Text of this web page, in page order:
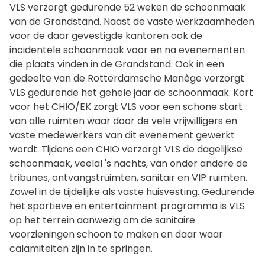
VLS verzorgt gedurende 52 weken de schoonmaak
van de Grandstand. Naast de vaste werkzaamheden
voor de daar gevestigde kantoren ook de
incidentele schoonmaak voor en na evenementen
die plaats vinden in de Grandstand. Ook in een
gedeelte van de Rotterdamsche Manège verzorgt
VLS gedurende het gehele jaar de schoonmaak. Kort
voor het CHIO/EK zorgt VLS voor een schone start
van alle ruimten waar door de vele vrijwilligers en
vaste medewerkers van dit evenement gewerkt
wordt. Tijdens een CHIO verzorgt VLS de dagelijkse
schoonmaak, veelal 's nachts, van onder andere de
tribunes, ontvangstruimten, sanitair en VIP ruimten.
Zowel in de tijdelijke als vaste huisvesting. Gedurende
het sportieve en entertainment programma is VLS
op het terrein aanwezig om de sanitaire
voorzieningen schoon te maken en daar waar
calamiteiten zijn in te springen.